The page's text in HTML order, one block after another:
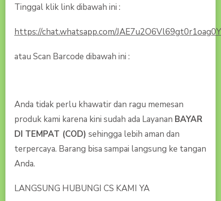
Tinggal klik link dibawah ini :
https://chat.whatsapp.com/JAE7u2O6Vl69gt0r1oag0Y
atau Scan Barcode dibawah ini :
Anda tidak perlu khawatir dan ragu memesan
produk kami karena kini sudah ada Layanan BAYAR
DI TEMPAT (COD) sehingga lebih aman dan
terpercaya. Barang bisa sampai langsung ke tangan
Anda.
LANGSUNG HUBUNGI CS KAMI YA